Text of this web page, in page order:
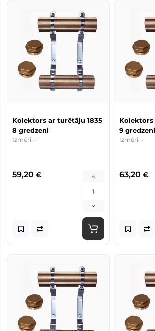
Kolektors ar turētāju 1835
8 gredzeni
Izmēri: -
59,20 €
Kolektors
9 gredzeni
Izmēri: -
63,20 €